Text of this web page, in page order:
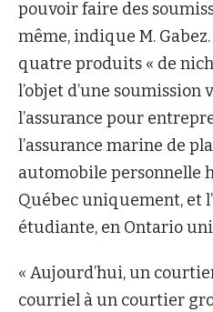
pouvoir faire des
même, indique M.
quatre produits « de
l’objet d’une soumission
l’assurance pour
l’assurance marine de
automobile personnelle
Québec uniquement, et
étudiante, en Ontario
« Aujourd’hui, un
courriel à un courtier